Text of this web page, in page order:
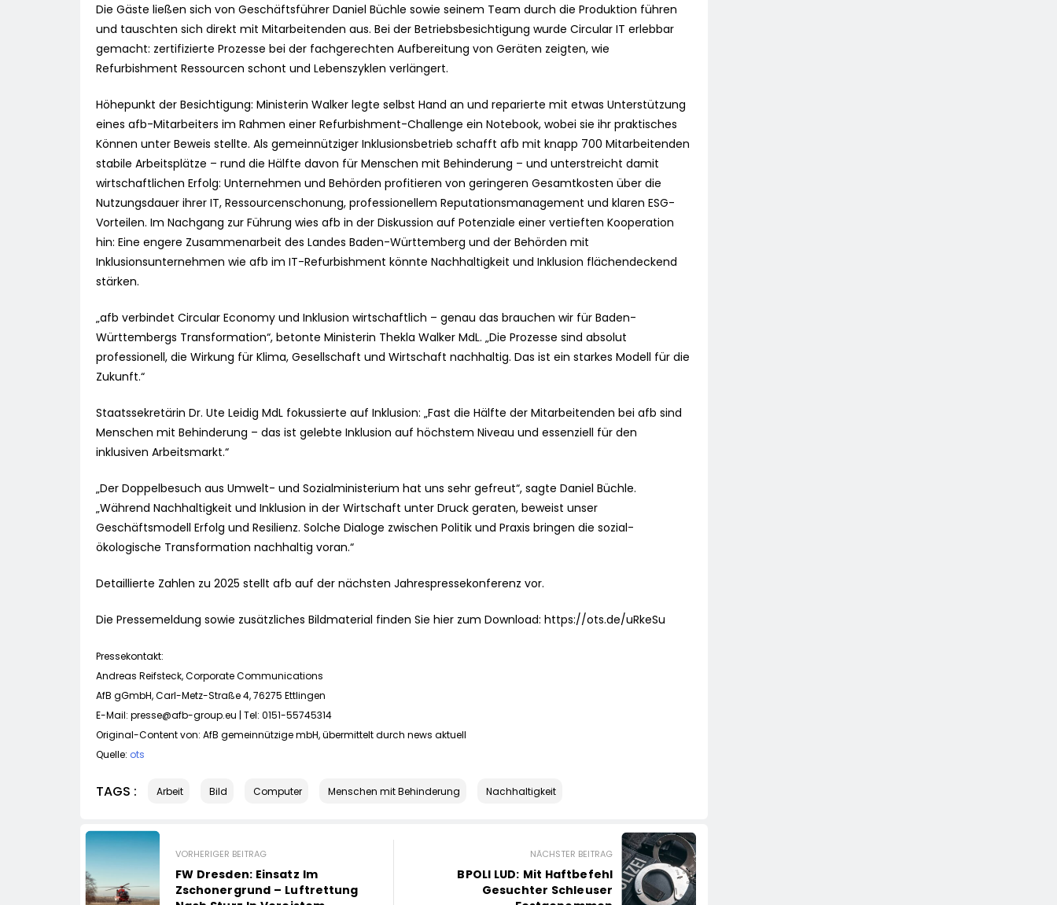
Die Gäste ließen sich von Geschäftsführer Daniel Büchle sowie seinem Team durch die Produktion führen
und tauschten sich direkt mit Mitarbeitenden aus. Bei der Betriebsbesichtigung wurde Circular IT erlebbar
gemacht: zertifizierte Prozesse bei der fachgerechten Aufbereitung von Geräten zeigten, wie
Refurbishment Ressourcen schont und Lebenszyklen verlängert.
Höhepunkt der Besichtigung: Ministerin Walker legte selbst Hand an und reparierte mit etwas Unterstützung
eines afb-Mitarbeiters im Rahmen einer Refurbishment-Challenge ein Notebook, wobei sie ihr praktisches
Können unter Beweis stellte. Als gemeinnütziger Inklusionsbetrieb schafft afb mit knapp 700 Mitarbeitenden
stabile Arbeitsplätze – rund die Hälfte davon für Menschen mit Behinderung – und unterstreicht damit
wirtschaftlichen Erfolg: Unternehmen und Behörden profitieren von geringeren Gesamtkosten über die
Nutzungsdauer ihrer IT, Ressourcenschonung, professionellem Reputationsmanagement und klaren ESG-
Vorteilen. Im Nachgang zur Führung wies afb in der Diskussion auf Potenziale einer vertieften Kooperation
hin: Eine engere Zusammenarbeit des Landes Baden-Württemberg und der Behörden mit
Inklusionsunternehmen wie afb im IT-Refurbishment könnte Nachhaltigkeit und Inklusion flächendeckend
stärken.
„afb verbindet Circular Economy und Inklusion wirtschaftlich – genau das brauchen wir für Baden-
Württembergs Transformation“, betonte Ministerin Thekla Walker MdL. „Die Prozesse sind absolut
professionell, die Wirkung für Klima, Gesellschaft und Wirtschaft nachhaltig. Das ist ein starkes Modell für die
Zukunft.“
Staatssekretärin Dr. Ute Leidig MdL fokussierte auf Inklusion: „Fast die Hälfte der Mitarbeitenden bei afb sind
Menschen mit Behinderung – das ist gelebte Inklusion auf höchstem Niveau und essenziell für den
inklusiven Arbeitsmarkt.“
„Der Doppelbesuch aus Umwelt- und Sozialministerium hat uns sehr gefreut“, sagte Daniel Büchle.
„Während Nachhaltigkeit und Inklusion in der Wirtschaft unter Druck geraten, beweist unser
Geschäftsmodell Erfolg und Resilienz. Solche Dialoge zwischen Politik und Praxis bringen die sozial-
ökologische Transformation nachhaltig voran.“
Detaillierte Zahlen zu 2025 stellt afb auf der nächsten Jahrespressekonferenz vor.
Die Pressemeldung sowie zusätzliches Bildmaterial finden Sie hier zum Download: https://ots.de/uRkeSu
Pressekontakt:
Andreas Reifsteck, Corporate Communications
AfB gGmbH, Carl-Metz-Straße 4, 76275 Ettlingen
E-Mail: presse@afb-group.eu | Tel: 0151-55745314
Original-Content von: AfB gemeinnützige mbH, übermittelt durch news aktuell
Quelle: ots
TAGS : Arbeit Bild Computer Menschen mit Behinderung Nachhaltigkeit
VORHERIGER BEITRAG
FW Dresden: Einsatz Im
Zschonergrund – Luftrettung
NÄCHSTER BEITRAG
BPOLI LUD: Mit Haftbefehl
Gesuchter Schleuser